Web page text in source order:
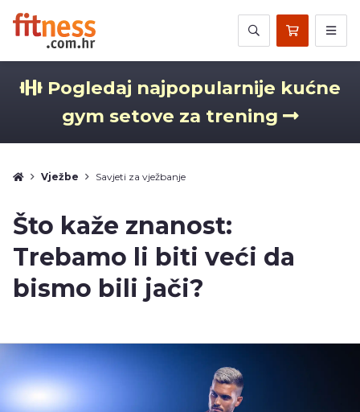
Pogledaj najpopularnije kućne
gym setove za trening
Vježbe Savjeti za vježbanje
Što kaže znanost:
Trebamo li biti veći da
bismo bili jači?